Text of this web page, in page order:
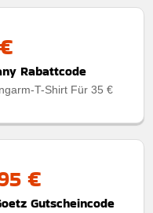
Rabattcode
T-Shirt Für 35 €
€
Gutscheincode